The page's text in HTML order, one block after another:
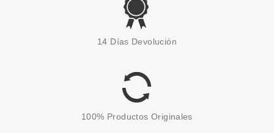
MAYBELLINE
TOP COAT TWEEDY 473 7ML
1.40€
14 Días Devolución
100% Productos Originales